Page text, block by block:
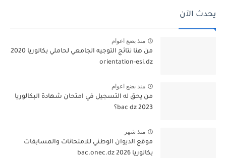
يحدث الآن
منذ بضع اعوام
من هنا نتائج التوجيه الجامعي لحاملي بكالوريا 2020
orientation-esi.dz
منذ بضع اعوام
من يحق له التسجيل في امتحان شهادة البكالوريا
bac dz 2023؟
منذ شهر
موقع الديوان الوطني للامتحانات والمسابقات
بكالوريا 2026 bac.onec.dz